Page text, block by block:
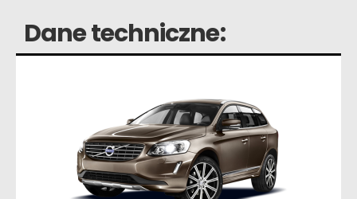
Dane techniczne: